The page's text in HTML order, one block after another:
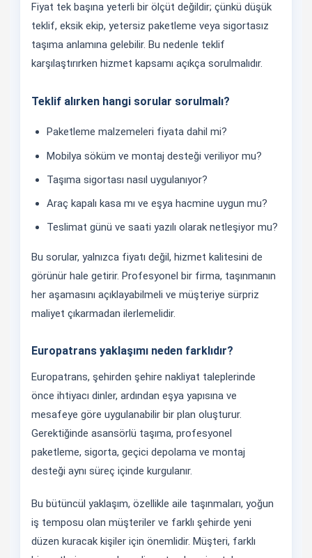
Fiyat tek başına yeterli bir ölçüt değildir; çünkü düşük
teklif, eksik ekip, yetersiz paketleme veya sigortasız
taşıma anlamına gelebilir. Bu nedenle teklif
karşılaştırırken hizmet kapsamı açıkça sorulmalıdır.
Teklif alırken hangi sorular sorulmalı?
Paketleme malzemeleri fiyata dahil mi?
Mobilya söküm ve montaj desteği veriliyor mu?
Taşıma sigortası nasıl uygulanıyor?
Araç kapalı kasa mı ve eşya hacmine uygun mu?
Teslimat günü ve saati yazılı olarak netleşiyor mu?
Bu sorular, yalnızca fiyatı değil, hizmet kalitesini de
görünür hale getirir. Profesyonel bir firma, taşınmanın
her aşamasını açıklayabilmeli ve müşteriye sürpriz
maliyet çıkarmadan ilerlemelidir.
Europatrans yaklaşımı neden farklıdır?
Europatrans, şehirden şehire nakliyat taleplerinde
önce ihtiyacı dinler, ardından eşya yapısına ve
mesafeye göre uygulanabilir bir plan oluşturur.
Gerektiğinde asansörlü taşıma, profesyonel
paketleme, sigorta, geçici depolama ve montaj
desteği aynı süreç içinde kurgulanır.
Bu bütüncül yaklaşım, özellikle aile taşınmaları, yoğun
iş temposu olan müşteriler ve farklı şehirde yeni
düzen kuracak kişiler için önemlidir. Müşteri, farklı